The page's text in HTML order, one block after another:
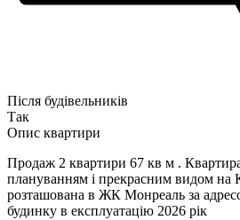
Після будівельників
Так
Опис квартири
Продаж 2 квартири 67 кв м .
плануванням і прекрасним видом на
розташована в ЖК Монреаль за
будинку в експлуатацію 2026 рік